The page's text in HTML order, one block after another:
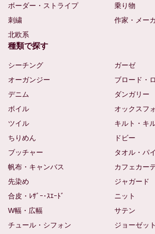
ボーダー・ストライプ
乗り物
刺繍
作家・メー
北欧系
種類で探す
シーチング
ガーゼ
オーガンジー
ブロード・
デニム
ダンガリー
ボイル
オックスフ
ツイル
キルト・キ
ちりめん
ドビー
ブッチャー
タオル・パ
帆布・キャンバス
カフェカー
先染め
ジャガード
合皮・ﾚｻﾞｰ･ｽｴｰﾄﾞ
ニット
W幅・広幅
サテン
チュール・シフォン
ジョーゼッ